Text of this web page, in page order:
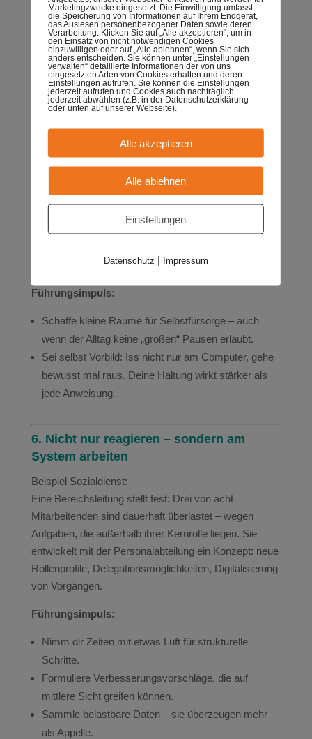
Etabliere eine offene, mitfühlende Gesprächskultur.
Verhindere Einzelkämpfertum.
Sprich Kollegialität an, wenn jemand sich zu sehr
zurückzieht – aber nicht anklagend, sondern als
Einladung.
Beispiel Krankenhausstation:
Die Stationsleitung führt die „2-Minuten-Stille“ ein –
jeden Tag um 11 Uhr. Kurz innehalten, durchatmen,
bewusst spüren: Wie geht’s mir gerade?
gerade in chaotischen Zeiten.
Führungsimpuls:
Schaffe kleine Räume für Selbstfürsorge – auch
wenn der Alltag keine „großen“ Pausen erlaubt.
Sei selbst Vorbild: Iss nicht nur am Computer, gehe
bewusst mal raus. Deine Haltung wirkt stärker als
jede Anweisung.
6. Nicht nur reagieren – sondern am
System arbeiten
Beispiel Sozialdienst:
Eine Bereichsleitung stellt fest: Drei von acht
Mitarbeitenden sind dauerhaft überlastet – wegen
Aufgaben, die außerhalb ihrer Kernrolle liegen. Sie
entwickelt mit der Personalabteilung ein Konzept: neue
Rollenprofile, Delegationsmöglichkeiten, Digitalisierung
von Vorgängen.
Führungsimpuls:
Nimm dir Zeiten mit etwas Luft für strukturelle
Schritte.
Formuliere Verbesserungsvorschläge, die auf
mittlere Sicht greifen können.
Sammle belastbare Daten – sie überzeugen mehr
als Appelle.
Marketingzwecke eingesetzt. Die Einwilligung umfasst
die Speicherung von Informationen auf Ihrem Endgerät,
das Auslesen personenbezogener Daten sowie deren
Verarbeitung. Klicken Sie auf „Alle akzeptieren“, um in
den Einsatz von nicht notwendigen Cookies
einzuwilligen oder auf „Alle ablehnen“, wenn Sie sich
anders entscheiden. Sie können unter „Einstellungen
verwalten“ detaillierte Informationen der von uns
eingesetzten Arten von Cookies erhalten und deren
Einstellungen aufrufen. Sie können die Einstellungen
jederzeit aufrufen und Cookies auch nachträglich
jederzeit abwählen (z.B. in der Datenschutzerklärung
oder unten auf unserer Webseite).
Alle akzeptieren
Alle ablehnen
Einstellungen
Datenschutz | Impressum